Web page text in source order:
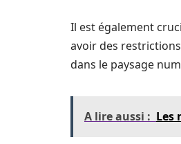
Il est également
avoir des
dans le paysage
A lire aussi : Les